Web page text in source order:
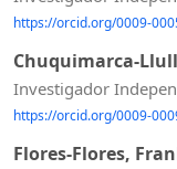
https://orcid.org/0009-
Chuquimarca-
Investigador
https://orcid.org/0009-
Flores-Flores,